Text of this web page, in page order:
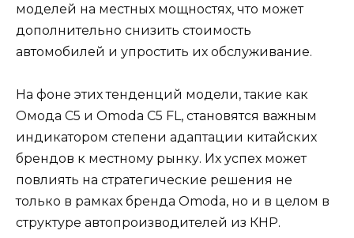
моделей на местных мощностях, что может
дополнительно снизить стоимость
автомобилей и упростить их обслуживание.
На фоне этих тенденций модели, такие как
Омода C5 и Omoda C5 FL, становятся важным
индикатором степени адаптации китайских
брендов к местному рынку. Их успех может
повлиять на стратегические решения не
только в рамках бренда Omoda, но и в целом в
структуре автопроизводителей из КНР.